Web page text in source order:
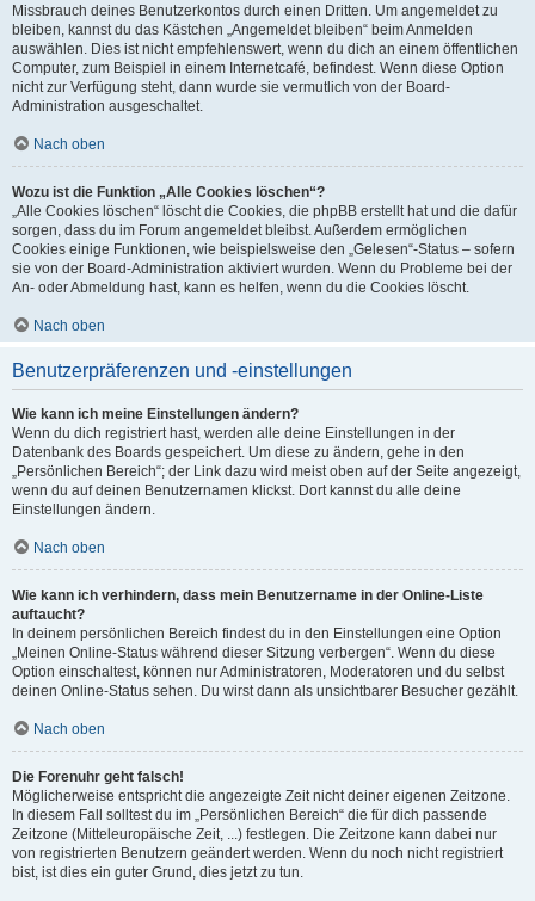
Missbrauch deines Benutzerkontos durch einen Dritten. Um angemeldet zu
bleiben, kannst du das Kästchen „Angemeldet bleiben“ beim Anmelden
auswählen. Dies ist nicht empfehlenswert, wenn du dich an einem öffentlichen
Computer, zum Beispiel in einem Internetcafé, befindest. Wenn diese Option
nicht zur Verfügung steht, dann wurde sie vermutlich von der Board-
Administration ausgeschaltet.
Nach oben
Wozu ist die Funktion „Alle Cookies löschen“?
„Alle Cookies löschen“ löscht die Cookies, die phpBB erstellt hat und die dafür
sorgen, dass du im Forum angemeldet bleibst. Außerdem ermöglichen
Cookies einige Funktionen, wie beispielsweise den „Gelesen“-Status – sofern
sie von der Board-Administration aktiviert wurden. Wenn du Probleme bei der
An- oder Abmeldung hast, kann es helfen, wenn du die Cookies löscht.
Nach oben
Benutzerpräferenzen und -einstellungen
Wie kann ich meine Einstellungen ändern?
Wenn du dich registriert hast, werden alle deine Einstellungen in der
Datenbank des Boards gespeichert. Um diese zu ändern, gehe in den
„Persönlichen Bereich“; der Link dazu wird meist oben auf der Seite angezeigt,
wenn du auf deinen Benutzernamen klickst. Dort kannst du alle deine
Einstellungen ändern.
Nach oben
Wie kann ich verhindern, dass mein Benutzername in der Online-Liste
auftaucht?
In deinem persönlichen Bereich findest du in den Einstellungen eine Option
„Meinen Online-Status während dieser Sitzung verbergen“. Wenn du diese
Option einschaltest, können nur Administratoren, Moderatoren und du selbst
deinen Online-Status sehen. Du wirst dann als unsichtbarer Besucher gezählt.
Nach oben
Die Forenuhr geht falsch!
Möglicherweise entspricht die angezeigte Zeit nicht deiner eigenen Zeitzone.
In diesem Fall solltest du im „Persönlichen Bereich“ die für dich passende
Zeitzone (Mitteleuropäische Zeit, ...) festlegen. Die Zeitzone kann dabei nur
von registrierten Benutzern geändert werden. Wenn du noch nicht registriert
bist, ist dies ein guter Grund, dies jetzt zu tun.